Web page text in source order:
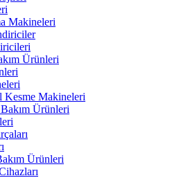
Makineleri
Ürünleri
Kesme Makineleri
Ürünleri
Ürünleri